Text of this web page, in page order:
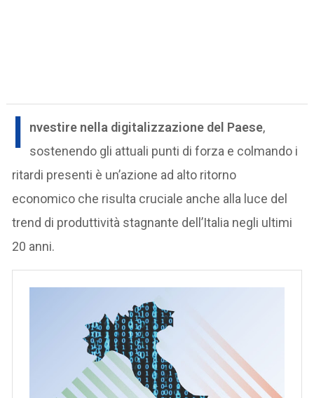
I nvestire nella digitalizzazione del Paese,
sostenendo gli attuali punti di forza e colmando i
ritardi presenti è un’azione ad alto ritorno
economico che risulta cruciale anche alla luce del
trend di produttività stagnante dell’Italia negli ultimi
20 anni.